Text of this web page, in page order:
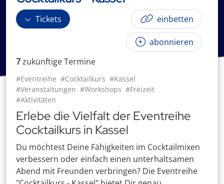
Tickets einbetten
abonnieren
7zukünftigeTermine
#Eventreihe #Cocktailkurs #Kassel
#Veranstaltungen #Workshops #Freizeit
#Aktivitäten
Erlebe die Vielfalt der Eventreihe
Cocktailkurs in Kassel
Du möchtest Deine Fähigkeiten im Cocktailmixen
verbessern oder einfach einen unterhaltsamen
Abend mit Freunden verbringen? Die Eventreihe